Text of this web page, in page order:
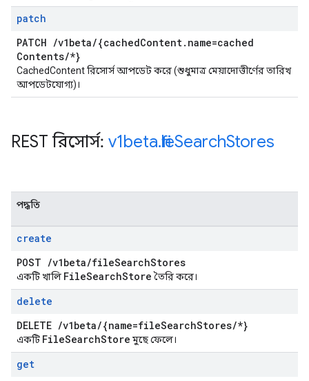
patch
PATCH /v1beta/{cachedContent. name=cached
Contents/*}
CachedContent রিসোর্স আপডেট করে (শুধুমাত্র মেয়াদোত্তীর্ণের তারিখ
আপডেটযোগ্য)।
REST রিসোর্স: v1beta.fileSearchStores
পদ্ধতি
create
POST /v1beta/fileSearchStores
একটি খালি FileSearchStore তৈরি করে।
delete
DELETE /v1beta/{name=fileSearchStores/*}
একটি FileSearchStore মুছে ফেলে।
get